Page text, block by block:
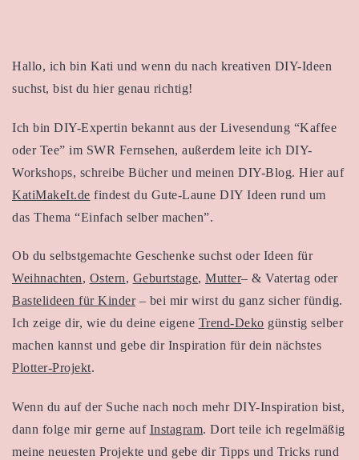
Hallo, ich bin Kati und wenn du nach kreativen DIY-Ideen
suchst, bist du hier genau richtig!
Ich bin DIY-Expertin bekannt aus der Livesendung “Kaffee
oder Tee” im SWR Fernsehen, außerdem leite ich DIY-
Workshops, schreibe Bücher und meinen DIY-Blog. Hier auf
KatiMakeIt.de findest du Gute-Laune DIY Ideen rund um
das Thema “Einfach selber machen”.
Ob du selbstgemachte Geschenke suchst oder Ideen für
Weihnachten, Ostern, Geburtstage, Mutter– & Vatertag oder
Bastelideen für Kinder– bei mir wirst du ganz sicher fündig.
Ich zeige dir, wie du deine eigene Trend-Deko günstig selber
machen kannst und gebe dir Inspiration für dein nächstes
Plotter-Projekt.
Wenn du auf der Suche nach noch mehr DIY-Inspiration bist,
dann folge mir gerne auf Instagram. Dort teile ich regelmäßig
meine neuesten Projekte und gebe dir Tipps und Tricks rund